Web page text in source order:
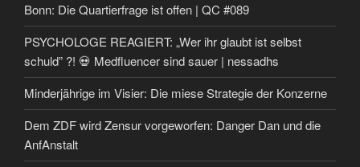
Bonn: Die Quartierfrage ist offen | QC #089
PSYCHOLOGE REAGIERT: „Wer ihr glaubt ist selbst
schuld” ?! 💀 Medfluencer sind sauer | nessadhs
Minderjährige im Visier: Die miese Strategie der Konzerne
Dem ZDF wird Zensur vorgeworfen: Danger Dan und die
AnfAnstalt